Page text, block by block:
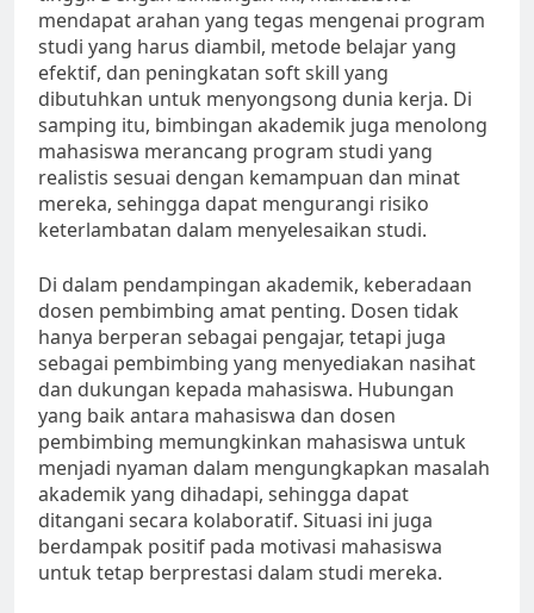
mendapat arahan yang tegas mengenai program
studi yang harus diambil, metode belajar yang
efektif, dan peningkatan soft skill yang
dibutuhkan untuk menyongsong dunia kerja. Di
samping itu, bimbingan akademik juga menolong
mahasiswa merancang program studi yang
realistis sesuai dengan kemampuan dan minat
mereka, sehingga dapat mengurangi risiko
keterlambatan dalam menyelesaikan studi.
Di dalam pendampingan akademik, keberadaan
dosen pembimbing amat penting. Dosen tidak
hanya berperan sebagai pengajar, tetapi juga
sebagai pembimbing yang menyediakan nasihat
dan dukungan kepada mahasiswa. Hubungan
yang baik antara mahasiswa dan dosen
pembimbing memungkinkan mahasiswa untuk
menjadi nyaman dalam mengungkapkan masalah
akademik yang dihadapi, sehingga dapat
ditangani secara kolaboratif. Situasi ini juga
berdampak positif pada motivasi mahasiswa
untuk tetap berprestasi dalam studi mereka.